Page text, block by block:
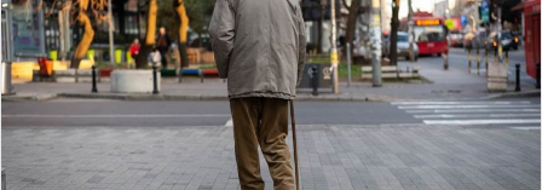
n
e
m
a
i